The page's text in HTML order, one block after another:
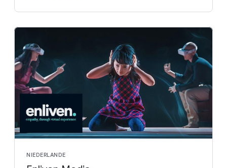
NIEDERLANDE